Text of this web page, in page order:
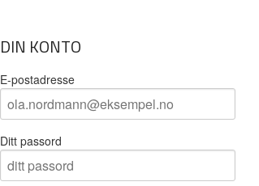
DIN KONTO
E-postadresse
Ditt passord